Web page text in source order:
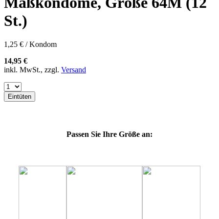
57K
60E
60F
60H
60J
60K
60L
64G
64K
St.)
1,25 € / Kondom
14,95 €
inkl. MwSt., zzgl. Versand
Eintüten
Passen Sie Ihre Größe an: